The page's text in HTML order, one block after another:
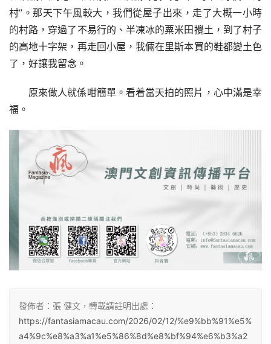
村”。那天下午風較大，我們從屋子出來，走了大概一小時
的村路，穿過了不易行的、半凍冰的粟米田攪土，到了村子
的高地十字架，再走回小屋，我倆在里斯本買的鞋都變土色
了，好讓我留念。
原來做人就係咁簡單。看着當天拍的照片，心中滿是幸
福。
發佈者：張 健文，轉載請註明出處：
https://fantasiamacau.com/2026/02/12/%e9%bb%91%e5%
a4%9c%e8%a3%a1%e5%86%8d%e8%bf%94%e6%b3%a2